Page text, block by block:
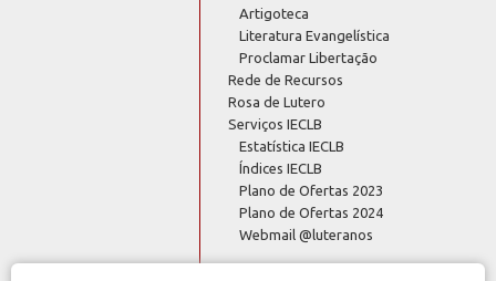
Artigoteca
Literatura Evangelística
Proclamar Libertação
Rede de Recursos
Rosa de Lutero
Serviços IECLB
Estatística IECLB
Índices IECLB
Plano de Ofertas 2023
Plano de Ofertas 2024
Webmail @luteranos